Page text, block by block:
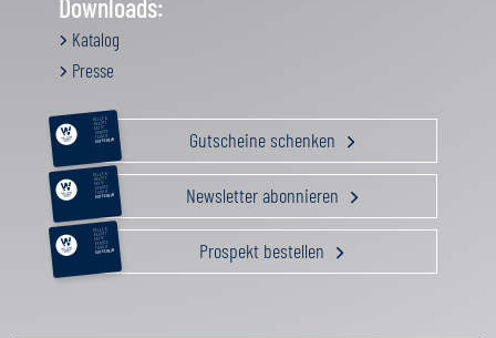
Downloads:
Katalog
Presse
RELAX &
BEAUTY
AKTIV
GENUSS
FAMILIE
GUTSCHEIN Gutscheine schenken
RELAX &
BEAUTY
AKTIV
GENUSS
FAMILIE
GUTSCHEIN Newsletter abonnieren
RELAX &
BEAUTY
AKTIV
GENUSS
FAMILIE
GUTSCHEIN Prospekt bestellen